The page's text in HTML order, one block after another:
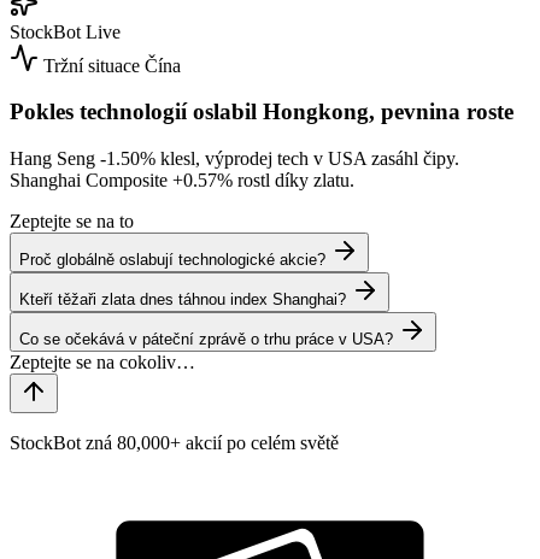
StockBot Live
Tržní situace Čína
Pokles technologií oslabil Hongkong, pevnina roste
Hang Seng -1.50% klesl, výprodej tech v USA zasáhl čipy.
Shanghai Composite +0.57% rostl díky zlatu.
Zeptejte se na to
Proč globálně oslabují technologické akcie?
Kteří těžaři zlata dnes táhnou index Shanghai?
Co se očekává v páteční zprávě o trhu práce v USA?
StockBot zná 80,000+ akcií po celém světě